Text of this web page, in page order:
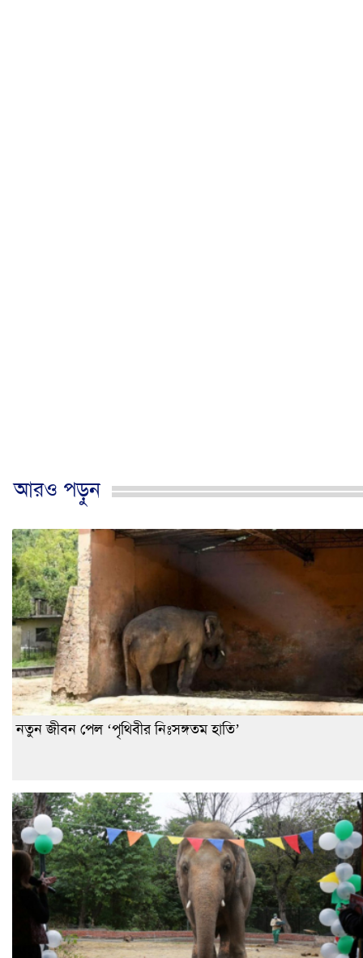
আরও পড়ুন
নতুন জীবন পেল ‘পৃথিবীর নিঃসঙ্গতম হাতি’